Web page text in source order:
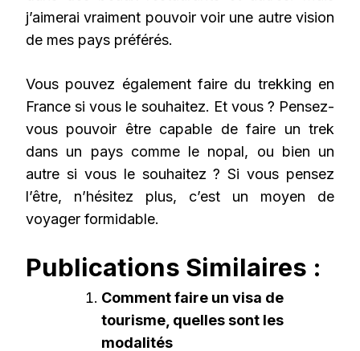
j’aimerai vraiment pouvoir voir une autre vision
de mes pays préférés.
Vous pouvez également faire du trekking en
France si vous le souhaitez. Et vous ? Pensez-
vous pouvoir être capable de faire un trek
dans un pays comme le nopal, ou bien un
autre si vous le souhaitez ? Si vous pensez
l’être, n’hésitez plus, c’est un moyen de
voyager formidable.
Publications Similaires :
Comment faire un visa de
tourisme, quelles sont les
modalités